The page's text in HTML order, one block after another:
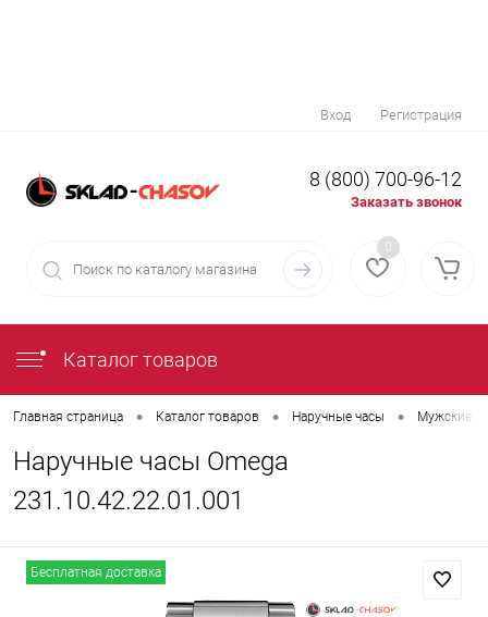
Вход Регистрация
8 (800) 700-96-12
Заказать звонок
0
Каталог товаров
Главная страница • Каталог товаров • Наручные часы • Мужские
Наручные часы Omega
231.10.42.22.01.001
Бесплатная доставка